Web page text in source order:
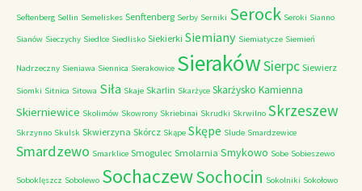
Seftenberg Sellin Semeliskes Senftenberg Serby Serniki Serock Seroki Sianno
Sianów Sieczychy Siedlce Siedlisko Siekierki Siemiany Siemiatycze Siemień
Nadrzeczny Sieniawa Siennica Sierakowice SierakówSierpc Siewierz
Siomki Sitnica Sitowa Siła Skaje Skarlin Skarżyce Skarżysko Kamienna
Skierniewice Skolimów Skowrony Skriebinai Skrudki Skrwilno Skrzeszew
Skrzynno Skulsk Skwierzyna Skórcz Skąpe Skępe Slude Smardzewice
Smardzewo Smarklice Smogulec Smolarnia Smykowo Sobe Sobieszewo
Soboklęszcz Sobolewo SochaczewSochocin Sokolniki Sokołowo